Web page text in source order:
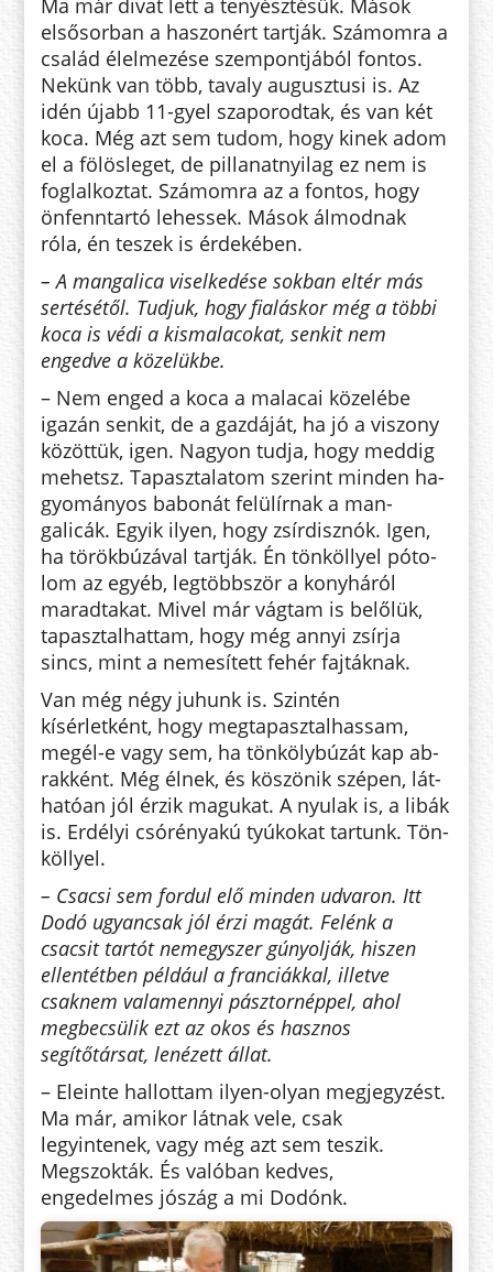
Ma már divat lett a te­nyésztésük. Mások
elsősorban a ha­szonért tartják. Számomra a
család élelmezése szempontjából fontos.
Nekünk van több, tavaly augusztusi is. Az
idén újabb 11-gyel szaporodtak, és van két
koca. Még azt sem tu­dom, hogy kinek adom
el a fö­lös­leget, de pillanatnyilag ez nem is
fog­lalkoztat. Számomra az a fontos, hogy
önfenntartó lehessek. Mások ál­modnak
róla, én teszek is ér­de­ké­ben.
– A mangalica viselkedése sokban eltér más
sertésétől. Tudjuk, hogy fia­láskor még a többi
koca is védi a kismalacokat, senkit nem
engedve a közelükbe.
– Nem enged a koca a malacai kö­zelébe
igazán senkit, de a gazdáját, ha jó a viszony
közöttük, igen. Na­gyon tudja, hogy meddig
mehetsz. Tapasztalatom szerint minden ha­
gyo­mányos babonát felülírnak a man­
galicák. Egyik ilyen, hogy zsír­disznók. Igen,
ha törökbúzával tart­ják. Én tönköllyel pó­to­
lom az egyéb, legtöbbször a konyháról
maradtakat. Mivel már vágtam is belőlük,
tapasztalhattam, hogy még annyi zsír­ja
sincs, mint a ne­me­­sített fehér fajtáknak.
Van még négy juhunk is. Szintén
kísérletként, hogy megtapasztalhassam,
megél-e vagy sem, ha tönkölybúzát kap ab­
rakként. Még élnek, és köszönik szépen, lát­
ha­tóan jól érzik magukat. A nyulak is, a libák
is. Erdélyi csórényakú tyú­ko­kat tartunk. Tön­
köl­lyel.
– Csacsi sem fordul elő minden udvaron. Itt
Dodó ugyancsak jól érzi magát. Felénk a
csacsit tartót nemegyszer gúnyolják, hiszen
ellentétben például a franciákkal, illetve
csaknem valamennyi pásztornéppel, ahol
megbecsülik ezt az okos és hasz­nos
segítőtársat, lenézett állat.
– Eleinte hallottam ilyen-olyan megjegyzést.
Ma már, amikor látnak vele, csak
legyintenek, vagy még azt sem teszik.
Megszokták. És valóban kedves,
engedelmes jószág a mi Do­dónk.